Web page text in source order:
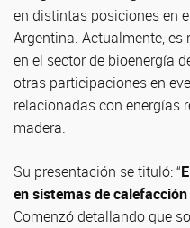
en distintas posiciones en
Argentina. Actualmente,
en el sector de bioenergía
otras participaciones en
relacionadas con energías
madera.
Su presentación se tituló: “
en sistemas de
Comenzó detallando que